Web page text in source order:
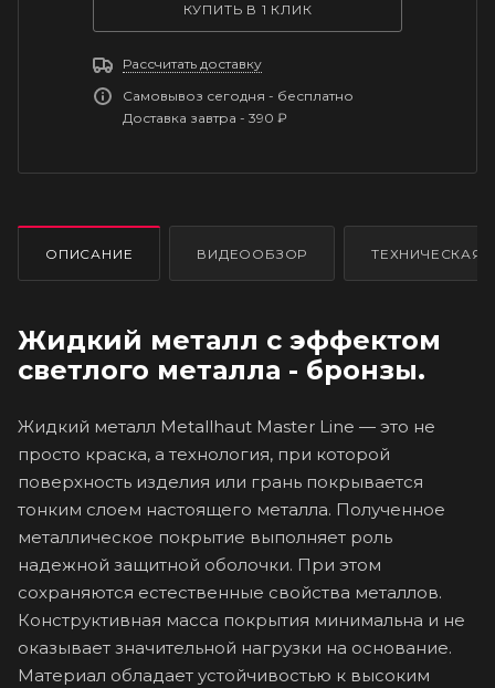
КУПИТЬ В 1 КЛИК
Рассчитать доставку
Самовывоз сегодня - бесплатно
Доставка завтра - 390 ₽
ОПИСАНИЕ ВИДЕООБЗОР ТЕХНИЧЕСКАЯ
Жидкий металл с эффектом
светлого металла - бронзы.
Жидкий металл Metallhaut Master Line — это не
просто краска, а технология, при которой
поверхность изделия или грань покрывается
тонким слоем настоящего металла. Полученное
металлическое покрытие выполняет роль
надежной защитной оболочки. При этом
сохраняются естественные свойства металлов.
Конструктивная масса покрытия минимальна и не
оказывает значительной нагрузки на основание.
Материал обладает устойчивостью к высоким